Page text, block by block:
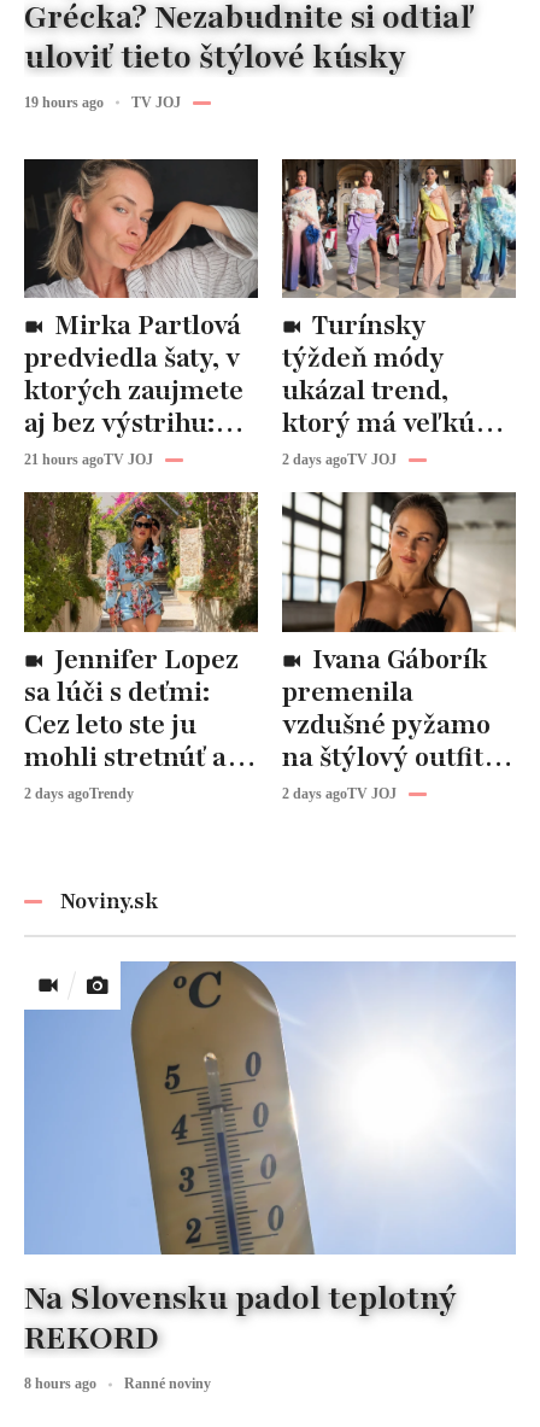
Grécka? Nezabudnite si odtiaľ
uloviť tieto štýlové kúsky
19 hours ago TV JOJ
predviedla šaty, v
ktorých zaujmete
aj bez výstrihu:
Ich čaro je v tomto
detaile
21 hours agoTV JOJ
týždeň módy
ukázal trend,
ktorý má veľkú
budúcnosť: Počuli
ste už o tomto
materiáli?
2 days agoTV JOJ
sa lúči s deťmi:
Cez leto ste ju
mohli stretnúť aj
vy!
2 days agoTrendy
premenila
vzdušné pyžamo
na štýlový outfit:
Tento trik vás
2 days agoTV JOJ
Noviny.sk
Na Slovensku padol teplotný
REKORD
8 hours ago Ranné noviny